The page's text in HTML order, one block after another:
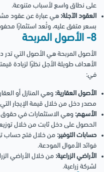
على نطاق واسع لأسباب متنوعة.
العقود الآجلة: هي عبارة عن عقود
بسعر متفق عليه، وتُعد استثمارًا
8- الأصول المربحة
الأصول المربحة هي الأصول التي
الأهداف طويلة الأجل نظرًا لزيادة
في:
الأصول العقارية: وهي المنازل أو
مصدر دخل من خلال قيمة الإيجار
الأسهم: وهي الاستثمارات في حقوق
الحصول على دخل ثابت من خلال
حسابات التوفير: من خلال فتح حساب
فوائد الأموال المودعة.
الأراضي الزراعية: من خلال الأراضي
لشركة زراعية.